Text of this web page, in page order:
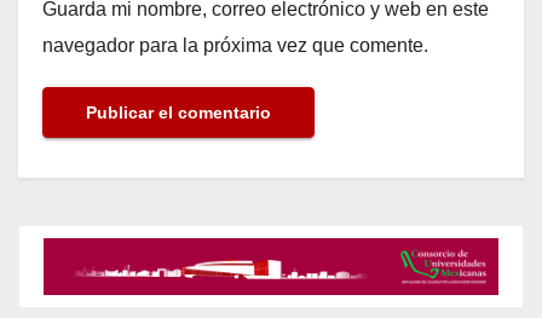
Guarda mi nombre, correo electrónico y web en este
navegador para la próxima vez que comente.